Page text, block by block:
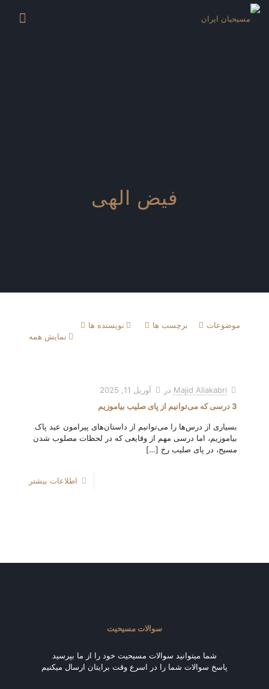
فیض الهی
موضوعات برچسب ها
نویسنده ها
نمایش همه
Majid Aliakabri در
آوریل 11, 2025
3 درسی که می‌توانیم از پای صليب بیاموزیم
بسیاری از درس‌ها را می‌توانیم از داستان‌های پیرامون عید پاک
بیاموزیم، اما درسی مهم از وقایعی که در لحظات مصلوب شدن
مسیح، در پای صليب رخ […]
اطلاعات بیشتر
سوالات مسیحیت
شما میتوانید سوالات مسیحیت خود را از ما بپرسید
پاسخ سوالات شما را در اسرع وقت برایتان ارسال میکنیم